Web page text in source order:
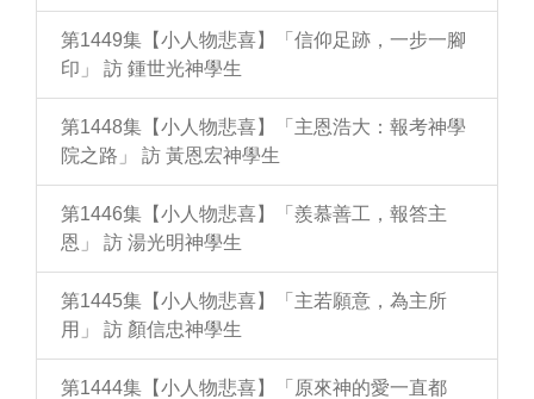
第1449集【小人物悲喜】「信仰足跡，一步一腳
印」 訪 鍾世光神學生
第1448集【小人物悲喜】「主恩浩大：報考神學
院之路」 訪 黃恩宏神學生
第1446集【小人物悲喜】「羨慕善工，報答主
恩」 訪 湯光明神學生
第1445集【小人物悲喜】「主若願意，為主所
用」 訪 顏信忠神學生
第1444集【小人物悲喜】「原來神的愛一直都